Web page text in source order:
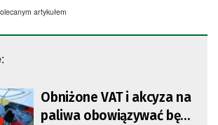
artykułem
Obniżone VAT i akcyza na
paliwa obowiązywać będą